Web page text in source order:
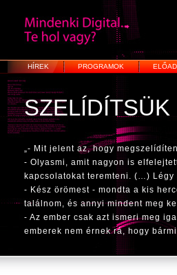
HÍREK PROGRAMOK
„- Mit jelent az, hogy
- Olyasmi, amit nagyon is
kapcsolatokat teremteni. (…)
- Kész örömest - mondta a kis
találnom, és annyi mindent meg
- Az ember csak azt ismeri meg
emberek nem érnek rá, hogy